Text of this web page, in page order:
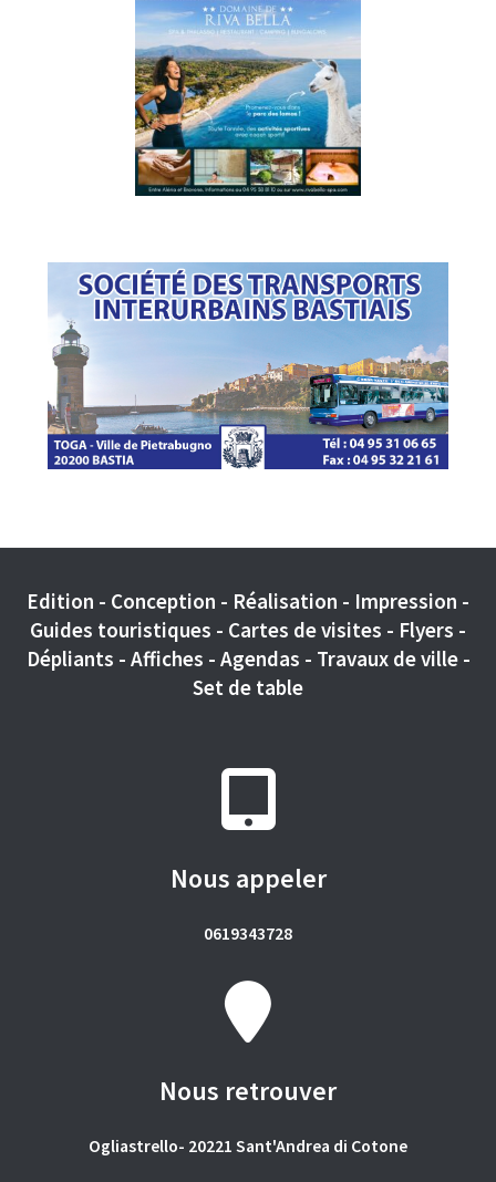
Edition - Conception - Réalisation - Impression -
Guides touristiques - Cartes de visites - Flyers -
Dépliants - Affiches - Agendas - Travaux de ville -
Set de table
Nous appeler
0619343728
Nous retrouver
Ogliastrello- 20221 Sant'Andrea di Cotone